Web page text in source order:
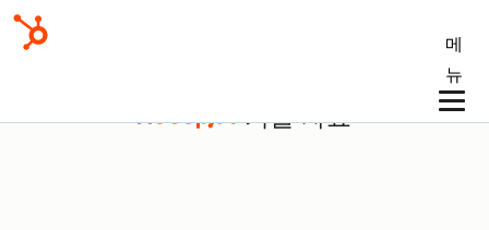
메
뉴
기술 자료